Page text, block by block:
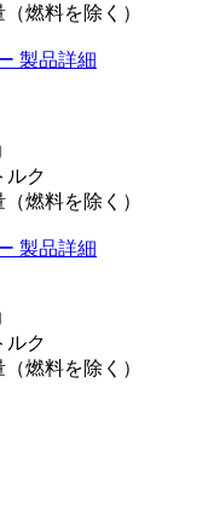
燃料を除く）
製品詳細
ルク
燃料を除く）
製品詳細
ルク
燃料を除く）